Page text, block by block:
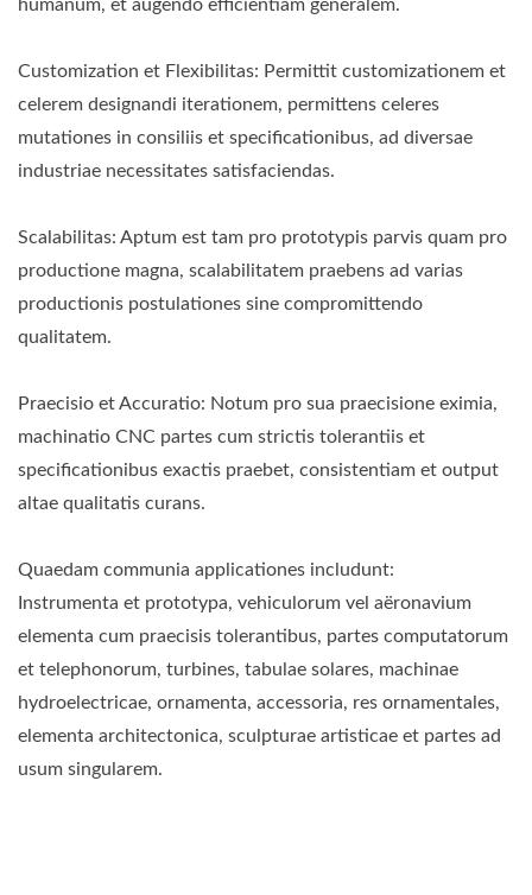
humanum, et augendo efficientiam generalem.
Customization et Flexibilitas: Permittit customizationem et
celerem designandi iterationem, permittens celeres
mutationes in consiliis et specificationibus, ad diversae
industriae necessitates satisfaciendas.
Scalabilitas: Aptum est tam pro prototypis parvis quam pro
productione magna, scalabilitatem praebens ad varias
productionis postulationes sine compromittendo
qualitatem.
Praecisio et Accuratio: Notum pro sua praecisione eximia,
machinatio CNC partes cum strictis tolerantiis et
specificationibus exactis praebet, consistentiam et output
altae qualitatis curans.
Quaedam communia applicationes includunt:
Instrumenta et prototypa, vehiculorum vel aëronavium
elementa cum praecisis tolerantibus, partes computatorum
et telephonorum, turbines, tabulae solares, machinae
hydroelectricae, ornamenta, accessoria, res ornamentales,
elementa architectonica, sculpturae artisticae et partes ad
usum singularem.